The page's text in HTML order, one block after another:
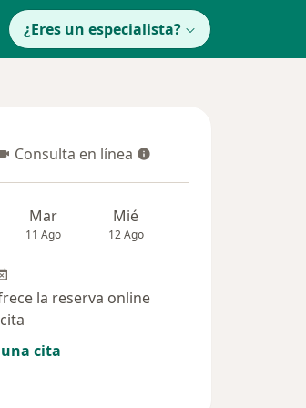
¿Eres un especialista?
en línea
Consulta en línea
Mar
11 Ago
Mié
12 Ago
la reserva online
cita